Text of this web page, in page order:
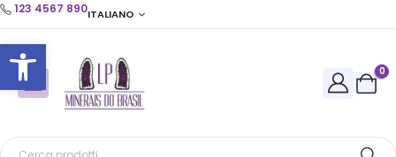
Apri la barra degli strumenti
123 4567 890ITALIANO
0